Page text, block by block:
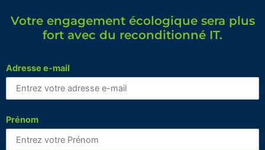
Votre engagement écologique sera plus
fort avec du reconditionné IT.
Adresse e-mail
Prénom